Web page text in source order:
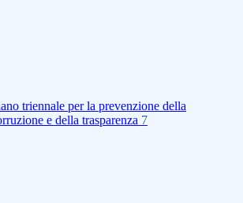
triennale per la prevenzione della
e della trasparenza 7